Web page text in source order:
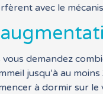
avec le
vous demandez
jusqu’à au
à dormir sur le